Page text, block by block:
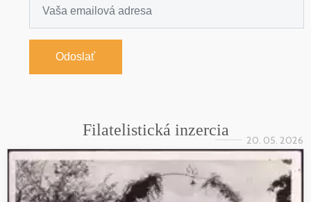
Odoslať
Filatelistická inzercia
20. 05. 2026